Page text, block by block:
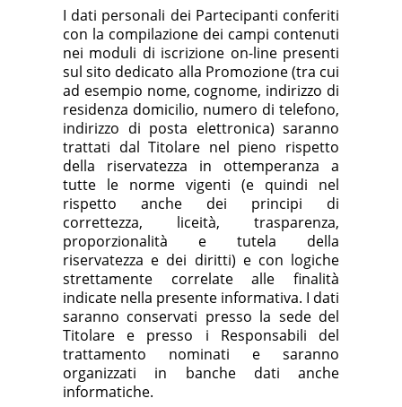
I dati personali dei Partecipanti conferiti
con la compilazione dei campi contenuti
nei moduli di iscrizione on-line presenti
sul sito dedicato alla Promozione(tra cui
ad esempio nome, cognome, indirizzo di
residenza domicilio, numero di telefono,
indirizzo di posta elettronica) saranno
trattati dal Titolare nel pieno rispetto
della riservatezza in ottemperanza a
tutte le norme vigenti (e quindi nel
rispetto anche dei principi di
correttezza, liceità, trasparenza,
proporzionalità e tutela della
riservatezza e dei diritti) e con logiche
strettamente correlate alle finalità
indicate nella presente informativa. I dati
saranno conservati presso la sede del
Titolare e presso i Responsabili del
trattamento nominati e saranno
organizzati in banche dati anche
informatiche.